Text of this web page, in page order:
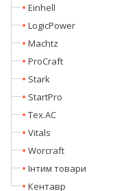
Einhell
LogicPower
Machtz
ProCraft
Stark
StartPro
Tex.AC
Vitals
Worcraft
Інтим товари
Кентавр